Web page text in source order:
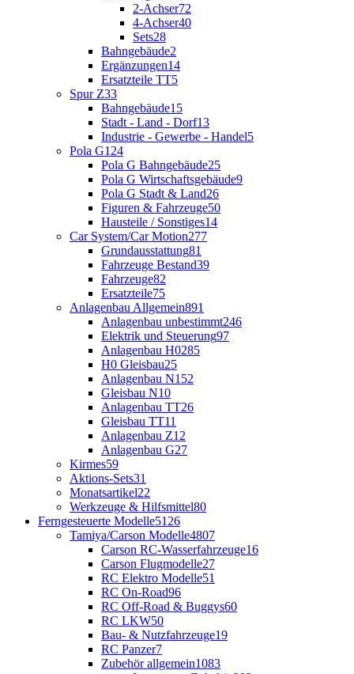
2-Achser72
4-Achser40
Sets28
Bahngebäude2
Ergänzungen14
Ersatzteile TT5
Spur Z33
Bahngebäude15
Stadt - Land - Dorf13
Industrie - Gewerbe - Handel5
Pola G124
Pola G Bahngebäude25
Pola G Wirtschaftsgebäude9
Pola G Stadt & Land26
Figuren & Fahrzeuge50
Hausteile / Sonstiges14
Car System/Car Motion277
Grundausstattung81
Fahrzeuge Bestand39
Fahrzeuge82
Ersatzteile75
Anlagenbau Allgemein891
Anlagenbau unbestimmt246
Elektrik und Steuerung97
Anlagenbau H0285
H0 Gleisbau25
Anlagenbau N152
Gleisbau N10
Anlagenbau TT26
Gleisbau TT11
Anlagenbau Z12
Anlagenbau G27
Kirmes59
Aktions-Sets31
Monatsartikel22
Werkzeuge & Hilfsmittel80
Ferngesteuerte Modelle5126
Tamiya/Carson Modelle4807
Carson RC-Wasserfahrzeuge16
Carson Flugmodelle27
RC Elektro Modelle51
RC On-Road96
RC Off-Road & Buggys60
RC LKW50
Bau- & Nutzfahrzeuge19
RC Panzer7
Zubehör allgemein1083